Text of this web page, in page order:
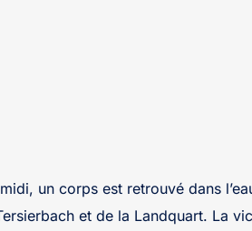
un corps est retrouvé dans
et de la Landquart. La